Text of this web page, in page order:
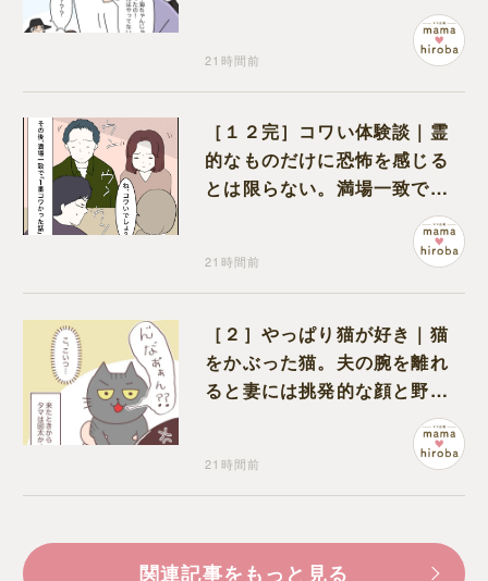
21時間前
［１２完］コワい体験談｜霊
的なものだけに恐怖を感じる
とは限らない。満場一致でコ
ワいと認定された意外な体験
21時間前
［２］やっぱり猫が好き｜猫
をかぶった猫。夫の腕を離れ
ると妻には挑発的な顔と野太
21時間前
関連記事をもっと見る